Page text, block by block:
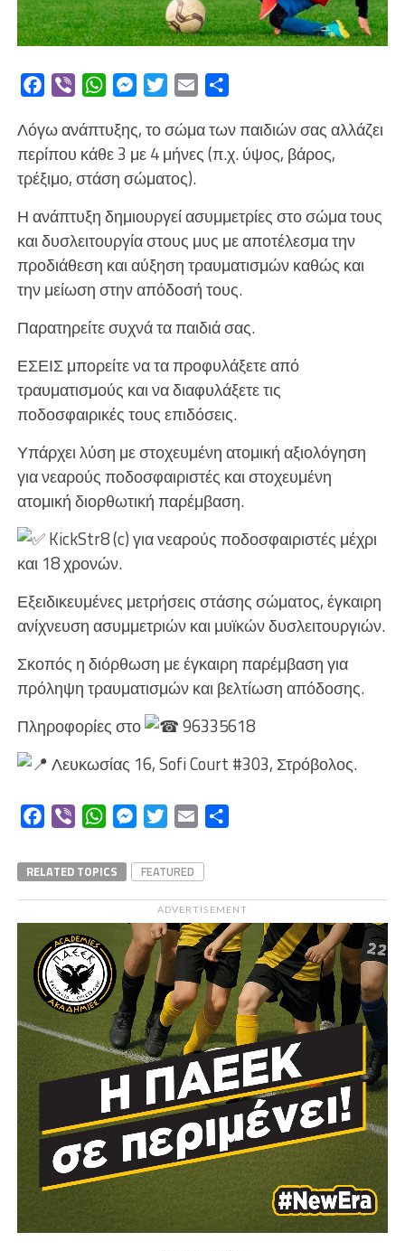
Facebook
Viber WhatsAppMessengerTwitterEmail
Λόγω ανάπτυξης, το σώμα των παιδιών σας αλλάζει
περίπου κάθε 3 με 4 μήνες (π.χ. ύψος, βάρος,
τρέξιμο, στάση σώματος).
Η ανάπτυξη δημιουργεί ασυμμετρίες στο σώμα τους
και δυσλειτουργία στους μυς με αποτέλεσμα την
προδιάθεση και αύξηση τραυματισμών καθώς και
την μείωση στην απόδοσή τους.
Παρατηρείτε συχνά τα παιδιά σας.
ΕΣΕΙΣ μπορείτε να τα προφυλάξετε από
τραυματισμούς και να διαφυλάξετε τις
ποδοσφαιρικές τους επιδόσεις.
Υπάρχει λύση με στοχευμένη ατομική αξιολόγηση
για νεαρούς ποδοσφαιριστές και στοχευμένη
ατομική διορθωτική παρέμβαση.
KickStr8 (c) για νεαρούς ποδοσφαιριστές μέχρι
και 18 χρονών.
Εξειδικευμένες μετρήσεις στάσης σώματος, έγκαιρη
ανίχνευση ασυμμετριών και μυϊκών δυσλειτουργιών.
Σκοπός η διόρθωση με έγκαιρη παρέμβαση για
πρόληψη τραυματισμών και βελτίωση απόδοσης.
Πληροφορίες στο
96335618
Λευκωσίας 16, Sofi Court #303, Στρόβολος.
Facebook
Viber WhatsAppMessengerTwitterEmail
RELATED TOPICS FEATURED
ADVERTISEMENT